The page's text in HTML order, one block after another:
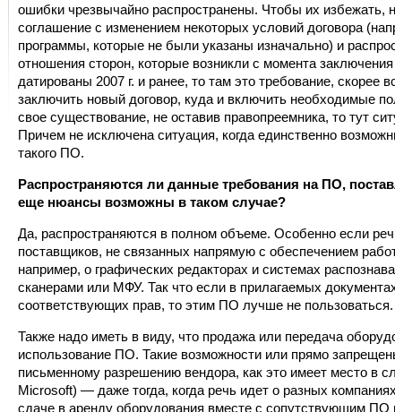
ошибки чрезвычайно распространены. Чтобы их избежать,
соглашение с изменением некоторых условий договора
программы, которые не были указаны изначально) и
отношения сторон, которые возникли с момента
датированы 2007 г. и ранее, то там это требование, скорее
заключить новый договор, куда и включить необходимые
свое существование, не оставив правопреемника, то тут
Причем не исключена ситуация, когда единственно
такого ПО.
Распространяются ли данные требования на ПО,
еще нюансы возможны в таком случае?
Да, распространяются в полном объеме. Особенно если
поставщиков, не связанных напрямую с обеспечением
например, о графических редакторах и системах
сканерами или МФУ. Так что если в прилагаемых
соответствующих прав, то этим ПО лучше не пользоваться.
Также надо иметь в виду, что продажа или передача
использование ПО. Такие возможности или прямо
письменному разрешению вендора, как это имеет место в
Microsoft) — даже тогда, когда речь идет о разных
сдаче в аренду оборудования вместе с сопутствующим ПО